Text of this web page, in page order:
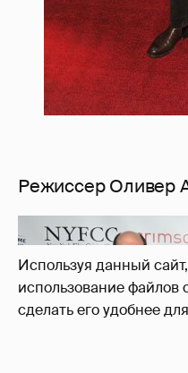
Используя данный
использование
сделать его удобнее
Режиссер Оливер